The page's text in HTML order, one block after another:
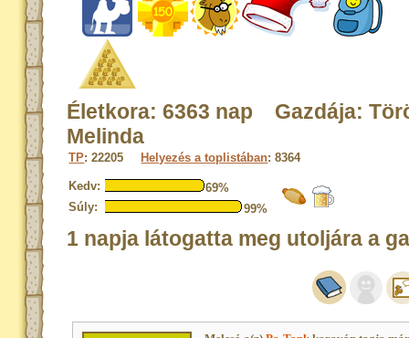
Életkora: 6363 nap Gazdája:
Melinda
TP: 22205 Helyezés a toplistában: 8364
Kedv:
69%
Súly:
99%
1 napja látogatta meg utoljára a